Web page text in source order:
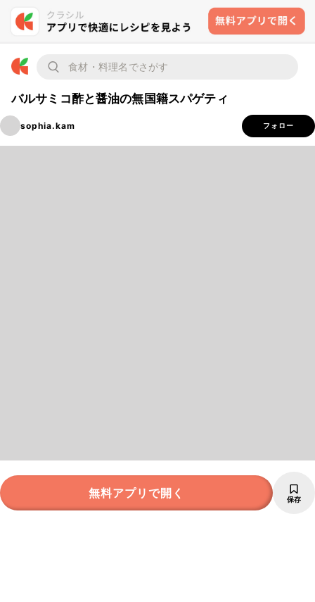
バルサミコ酢と醤油の無国籍スパゲティ
sophia.kam フォロー
無料アプリで開く 保存